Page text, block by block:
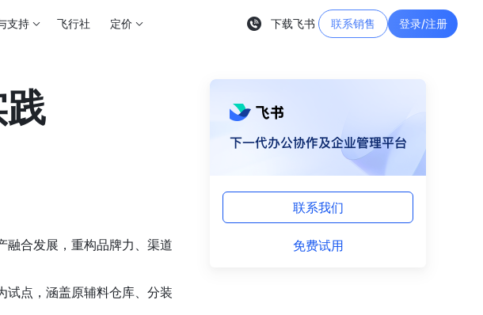
支持 飞行社 定价 下载飞书 联系销售 登录/注册
联系我们
免费试用
融合发展，重构品牌力、渠道
试点，涵盖原辅料仓库、分装